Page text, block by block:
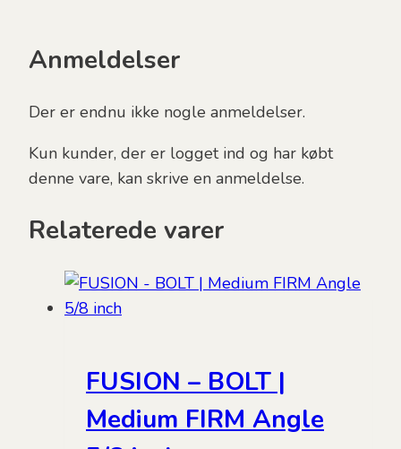
Anmeldelser
Der er endnu ikke nogle anmeldelser.
Kun kunder, der er logget ind og har købt
denne vare, kan skrive en anmeldelse.
Relaterede varer
FUSION – BOLT |
Medium FIRM Angle